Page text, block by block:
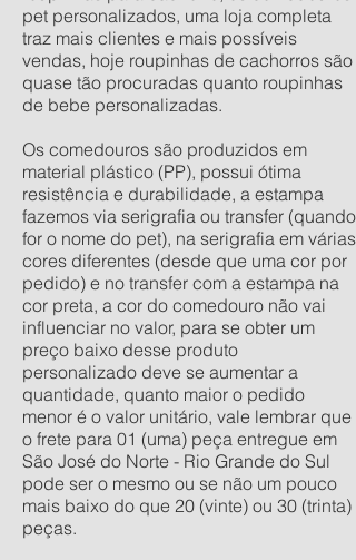
pet personalizados, uma loja completa
traz mais clientes e mais possíveis
vendas, hoje roupinhas de cachorros são
quase tão procuradas quanto roupinhas
de bebe personalizadas.
Os comedouros são produzidos em
material plástico (PP), possui ótima
resistência e durabilidade, a estampa
fazemos via serigrafia ou transfer (quando
for o nome do pet), na serigrafia em várias
cores diferentes (desde que uma cor por
pedido) e no transfer com a estampa na
cor preta, a cor do comedouro não vai
influenciar no valor, para se obter um
preço baixo desse produto
personalizado deve se aumentar a
quantidade, quanto maior o pedido
menor é o valor unitário, vale lembrar que
o frete para 01 (uma) peça entregue em
São José do Norte - Rio Grande do Sul
pode ser o mesmo ou se não um pouco
mais baixo do que 20 (vinte) ou 30 (trinta)
peças.